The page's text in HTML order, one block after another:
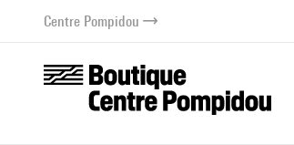
contenuCentre Pompidou